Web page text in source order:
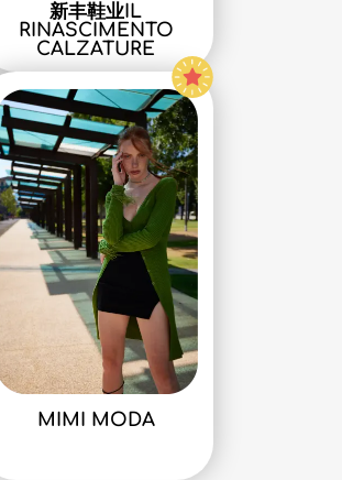
新丰鞋业IL
RINASCIMENTO
CALZATURE
MIMI MODA